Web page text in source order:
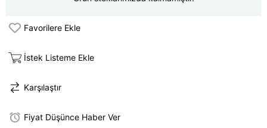
Favorilere Ekle
İstek Listeme Ekle
Karşılaştır
Fiyat Düşünce Haber Ver